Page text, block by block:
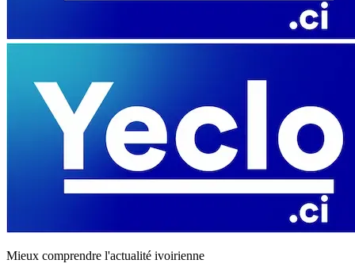
Mieux comprendre l'actualité ivoirienne